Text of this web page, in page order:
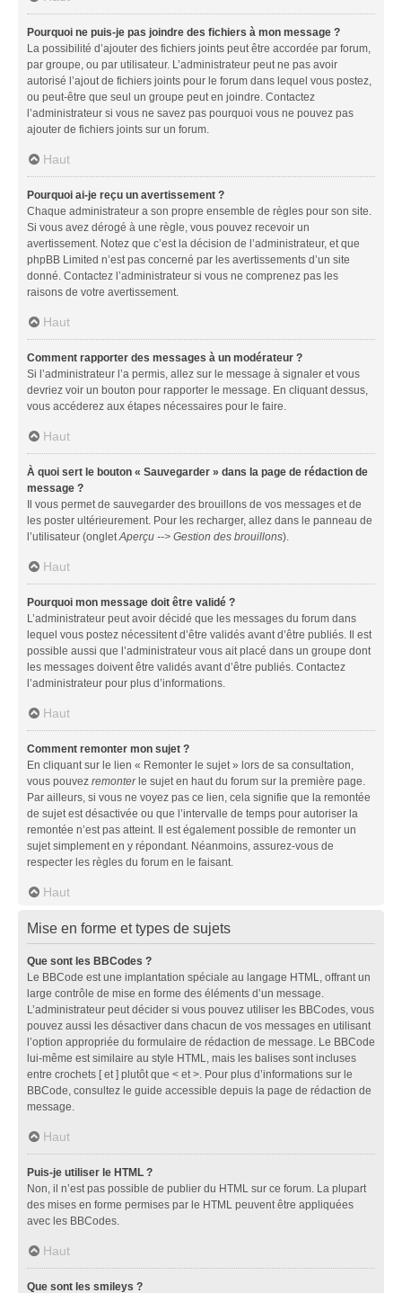
Pourquoi ne puis-je pas joindre des fichiers à mon message ?
La possibilité d’ajouter des fichiers joints peut être accordée par forum,
par groupe, ou par utilisateur. L’administrateur peut ne pas avoir
autorisé l’ajout de fichiers joints pour le forum dans lequel vous postez,
ou peut-être que seul un groupe peut en joindre. Contactez
l’administrateur si vous ne savez pas pourquoi vous ne pouvez pas
ajouter de fichiers joints sur un forum.
Haut
Pourquoi ai-je reçu un avertissement ?
Chaque administrateur a son propre ensemble de règles pour son site.
Si vous avez dérogé à une règle, vous pouvez recevoir un
avertissement. Notez que c’est la décision de l’administrateur, et que
phpBB Limited n’est pas concerné par les avertissements d’un site
donné. Contactez l’administrateur si vous ne comprenez pas les
raisons de votre avertissement.
Haut
Comment rapporter des messages à un modérateur ?
Si l’administrateur l’a permis, allez sur le message à signaler et vous
devriez voir un bouton pour rapporter le message. En cliquant dessus,
vous accéderez aux étapes nécessaires pour le faire.
Haut
À quoi sert le bouton « Sauvegarder » dans la page de rédaction de
message ?
Il vous permet de sauvegarder des brouillons de vos messages et de
les poster ultérieurement. Pour les recharger, allez dans le panneau de
l’utilisateur (ongletAperçu --> Gestion des brouillons).
Haut
Pourquoi mon message doit être validé ?
L’administrateur peut avoir décidé que les messages du forum dans
lequel vous postez nécessitent d’être validés avant d’être publiés. Il est
possible aussi que l’administrateur vous ait placé dans un groupe dont
les messages doivent être validés avant d’être publiés. Contactez
l’administrateur pour plus d’informations.
Haut
Comment remonter mon sujet ?
En cliquant sur le lien « Remonter le sujet » lors de sa consultation,
vous pouvez remonterle sujet en haut du forum sur la première page.
Par ailleurs, si vous ne voyez pas ce lien, cela signifie que la remontée
de sujet est désactivée ou que l’intervalle de temps pour autoriser la
remontée n’est pas atteint. Il est également possible de remonter un
sujet simplement en y répondant. Néanmoins, assurez-vous de
respecter les règles du forum en le faisant.
Haut
Mise en forme et types de sujets
Que sont les BBCodes ?
Le BBCode est une implantation spéciale au langage HTML, offrant un
large contrôle de mise en forme des éléments d’un message.
L’administrateur peut décider si vous pouvez utiliser les BBCodes, vous
pouvez aussi les désactiver dans chacun de vos messages en utilisant
l’option appropriée du formulaire de rédaction de message. Le BBCode
lui-même est similaire au style HTML, mais les balises sont incluses
entre crochets [ et ] plutôt que < et >. Pour plus d’informations sur le
BBCode, consultez le guide accessible depuis la page de rédaction de
message.
Haut
Puis-je utiliser le HTML ?
Non, il n’est pas possible de publier du HTML sur ce forum. La plupart
des mises en forme permises par le HTML peuvent être appliquées
avec les BBCodes.
Haut
Que sont les smileys ?